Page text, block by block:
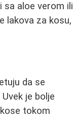
sa aloe verom ili
lakova za kosu,
da se
je bolje
tokom